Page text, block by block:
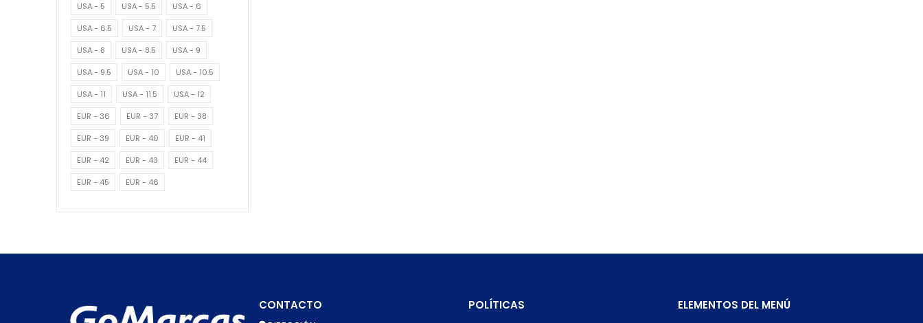
USA - 5 USA - 5.5
USA - 6
USA - 6.5
USA - 7
USA - 7.5
USA - 8
USA - 8.5
USA - 9
USA - 9.5
USA - 10
USA - 10.5
USA - 11
USA - 11.5
USA - 12
EUR - 36
EUR - 37
EUR - 38
EUR - 39
EUR - 40
EUR - 41
EUR - 42
EUR - 43
EUR - 44
EUR - 45
EUR - 46
CONTACTO POLÍTICAS ELEMENTOS DEL MENÚ